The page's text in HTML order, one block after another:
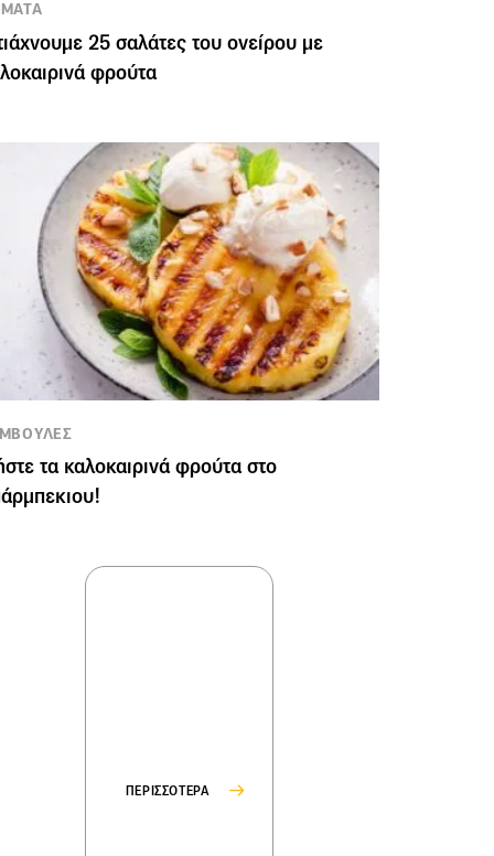
25 σαλάτες του ονείρου με
φρούτα
τα καλοκαιρινά φρούτα στο
ΠΕΡΙΣΣΟΤΕΡΑ